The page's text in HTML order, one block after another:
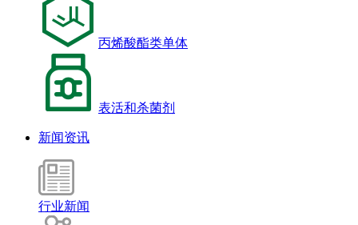
丙烯酸酯类单体
表活和杀菌剂
新闻资讯
行业新闻